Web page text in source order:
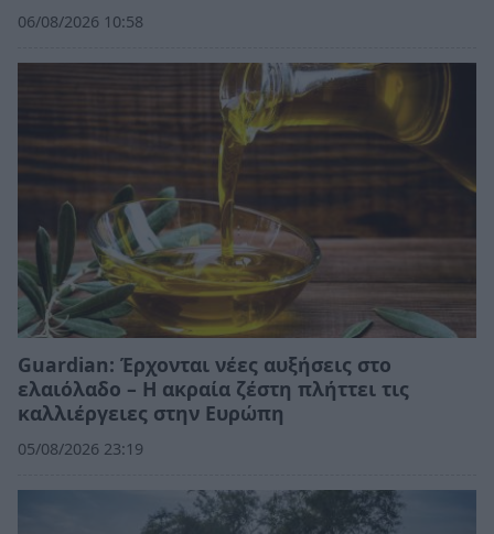
06/08/2026 10:58
Guardian: Έρχονται νέες αυξήσεις στο
ελαιόλαδο – Η ακραία ζέστη πλήττει τις
καλλιέργειες στην Ευρώπη
05/08/2026 23:19